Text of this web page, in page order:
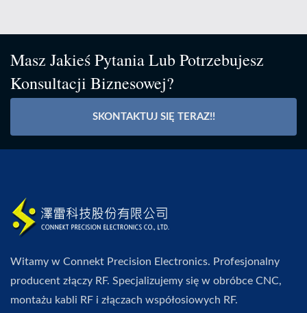
Masz Jakieś Pytania Lub Potrzebujesz
Konsultacji Biznesowej?
SKONTAKTUJ SIĘ TERAZ!!
Witamy w Connekt Precision Electronics. Profesjonalny
producent złączy RF. Specjalizujemy się w obróbce CNC,
montażu kabli RF i złączach współosiowych RF.